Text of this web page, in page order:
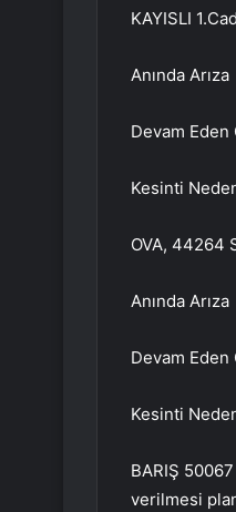
KAYISLI
Anında Arıza
Devam
Kesinti
OVA, 44264
Anında Arıza
Devam
Kesinti
BARIŞ
verilmesi